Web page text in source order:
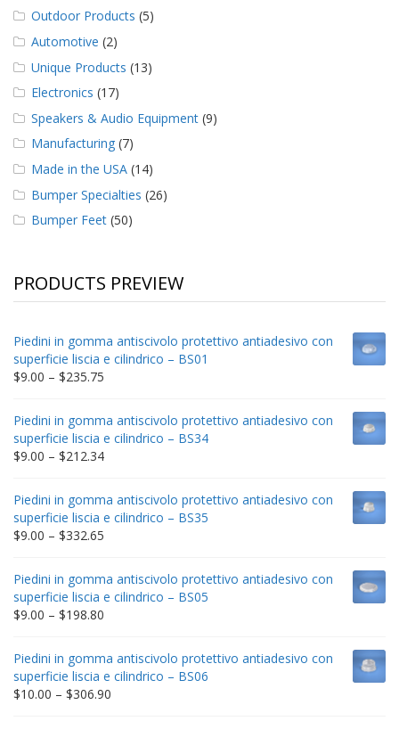
Outdoor Products (5)
Automotive (2)
Unique Products (13)
Electronics (17)
Speakers & Audio Equipment (9)
Manufacturing (7)
Made in the USA (14)
Bumper Specialties (26)
Bumper Feet (50)
PRODUCTS PREVIEW
Piedini in gomma antiscivolo protettivo antiadesivo con
superficie liscia e cilindrico – BS01
$9.00 – $235.75
through
$235.75
Piedini in gomma antiscivolo protettivo antiadesivo con
superficie liscia e cilindrico – BS34
$9.00 – $212.34Price
through
$212.34
Piedini in gomma antiscivolo protettivo antiadesivo con
superficie liscia e cilindrico – BS35
$9.00 – $332.65
through
$332.65
Piedini in gomma antiscivolo protettivo antiadesivo con
superficie liscia e cilindrico – BS05
$9.00 – $198.80
through
$198.80
Piedini in gomma antiscivolo protettivo antiadesivo con
superficie liscia e cilindrico – BS06
$10.00 – $306.90